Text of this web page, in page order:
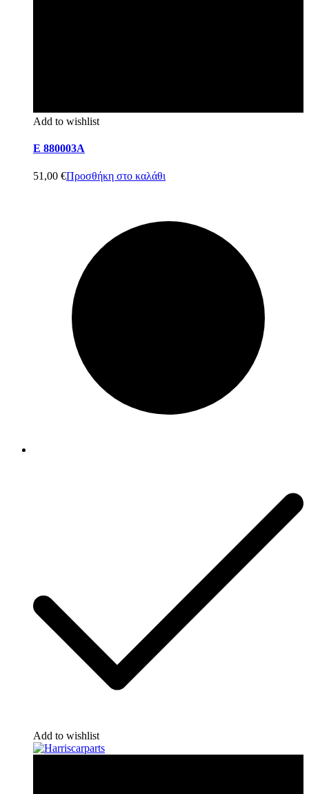
Add to wishlist
E 880003A
51,00 €Προσθήκη στο καλάθι
Add to wishlist